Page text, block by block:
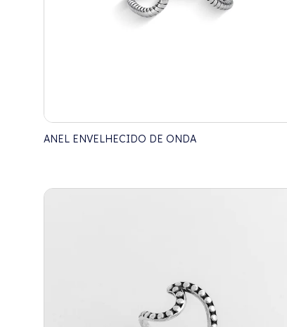
ANEL ENVELHECIDO DE ONDA